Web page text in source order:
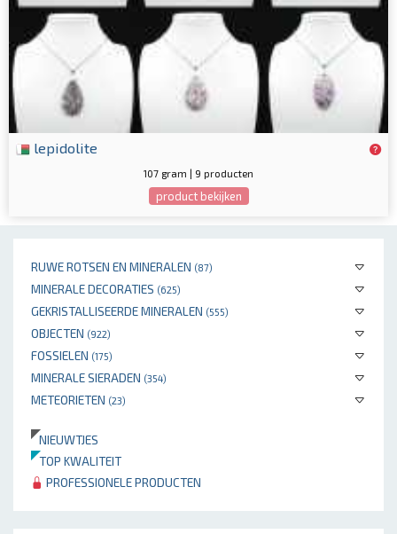
RUWE ROTSEN EN MINERALEN (87)
MINERALE DECORATIES (625)
GEKRISTALLISEERDE MINERALEN (555)
OBJECTEN (922)
FOSSIELEN (175)
MINERALE SIERADEN (354)
METEORIETEN (23)
NIEUWTJES
TOP KWALITEIT
PROFESSIONELE PRODUCTEN
lepidolite
107 gram | 9 producten
product bekijken